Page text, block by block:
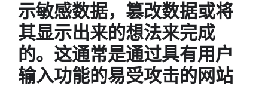
示敏感数据，篡改数据或将
其显示出来的想法来完成
的。这通常是通过具有用户
输入功能的易受攻击的网站